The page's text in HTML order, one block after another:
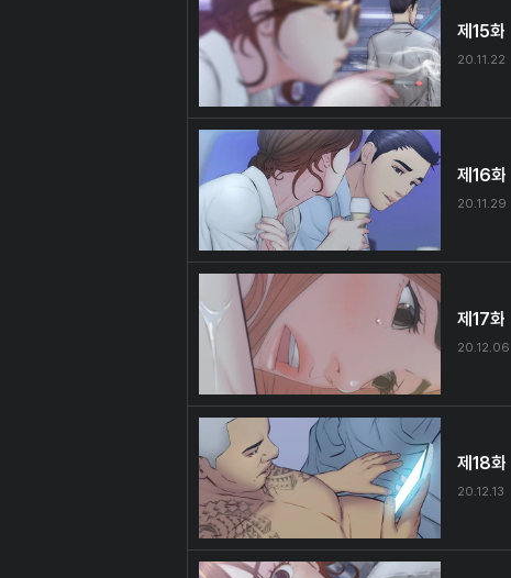
제15화
20.11.22
제16화
20.11.29
제17화
20.12.06
제18화
20.12.13